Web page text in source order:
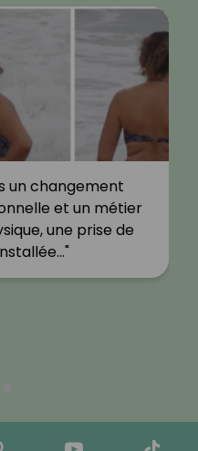
un changement
et un métier
une prise de